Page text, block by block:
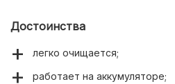
Достоинства
легко очищается;
работает на аккумуляторе;